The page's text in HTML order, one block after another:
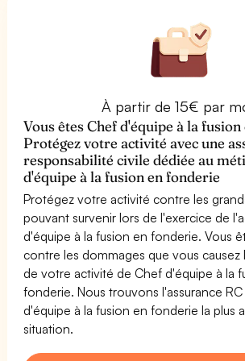
À partir de 15€ par
Vous êtes Chef d'équipe à la
Protégez votre activité avec une
responsabilité civile dédiée au
d'équipe à la fusion en fonderie
Protégez votre activité contre les
pouvant survenir lors de l'exercice de
d'équipe à la fusion en fonderie. Vous
contre les dommages que vous causez
de votre activité de Chef d'équipe à la
fonderie. Nous trouvons l'assurance
d'équipe à la fusion en fonderie la plus
situation.